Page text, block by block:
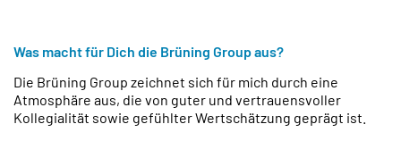
Was macht für Dich die Brüning Group aus?
Die Brüning Group zeichnet sich für mich durch eine
Atmosphäre aus, die von guter und vertrauensvoller
Kollegialität sowie gefühlter Wertschätzung geprägt ist.